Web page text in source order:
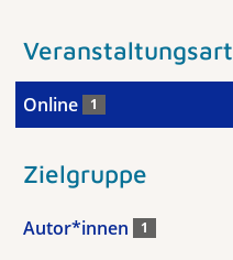
Veranstaltungsart
Online 1
Zielgruppe
Autor*innen 1